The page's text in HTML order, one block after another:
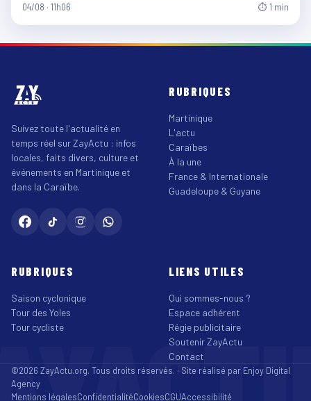
04/08 · 11h06 ⏱ 1 min
Suivez toute l'actualité en
temps réel sur ZayActu : infos
locales, faits divers, culture et
événements en Martinique et
dans la Caraïbe.
RUBRIQUES
Martinique
L'actu
Caraïbes
À la une
France & Internationale
Guadeloupe & Guyane
RUBRIQUES
Saison cyclonique
Tour des Yoles
Tour cycliste
LIENS UTILES
Qui sommes-nous ?
Espace adhérent
Régie publicitaire
Soutenir ZayActu
Contact
©2026 ZayActu.org. Tous droits réservés. · Site réalisé par Enjoy Digital
Agency
Mentions légalesConfidentialitéCookiesCGUAccessibilité